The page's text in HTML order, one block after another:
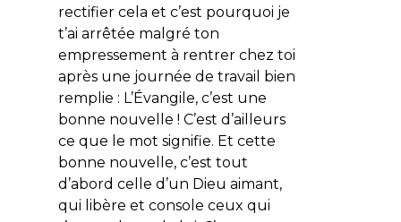
rectifier cela et c’est pourquoi je
t’ai arrêtée malgré ton
empressement à rentrer chez toi
après une journée de travail bien
remplie : L’Évangile, c’est une
bonne nouvelle ! C’est d’ailleurs
ce que le mot signifie. Et cette
bonne nouvelle, c’est tout
d’abord celle d’un Dieu aimant,
qui libère et console ceux qui